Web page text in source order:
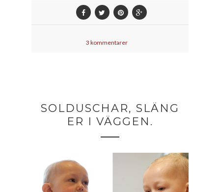
3 kommentarer
SOLDUSCHAR, SLÄNG
ER I VÄGGEN.